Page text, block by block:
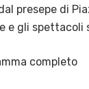
presepe di
e gli spettacoli
completo